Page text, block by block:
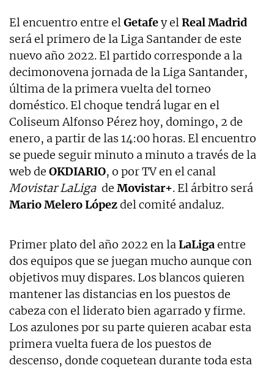
El encuentro entre elGetafey elReal Madrid
será el primero de la Liga Santander de este
nuevo año 2022. El partido corresponde a la
decimonovena jornada de la Liga Santander,
última de la primera vuelta del torneo
doméstico. El choque tendrá lugar en el
Coliseum Alfonso Pérez hoy, domingo, 2 de
enero, a partir de las 14:00 horas. El encuentro
se puede seguir minuto a minuto a través de la
web de OKDIARIO, o por TV en el canal
Movistar LaLiga de Movistar+. El árbitro será
Mario Melero Lópezdel comité andaluz.
Primer plato del año 2022 en laLaLigaentre
dos equipos que se juegan mucho aunque con
objetivos muy dispares. Los blancos quieren
mantener las distancias en los puestos de
cabeza con el liderato bien agarrado y firme.
Los azulones por su parte quieren acabar esta
primera vuelta fuera de los puestos de
descenso, donde coquetean durante toda esta